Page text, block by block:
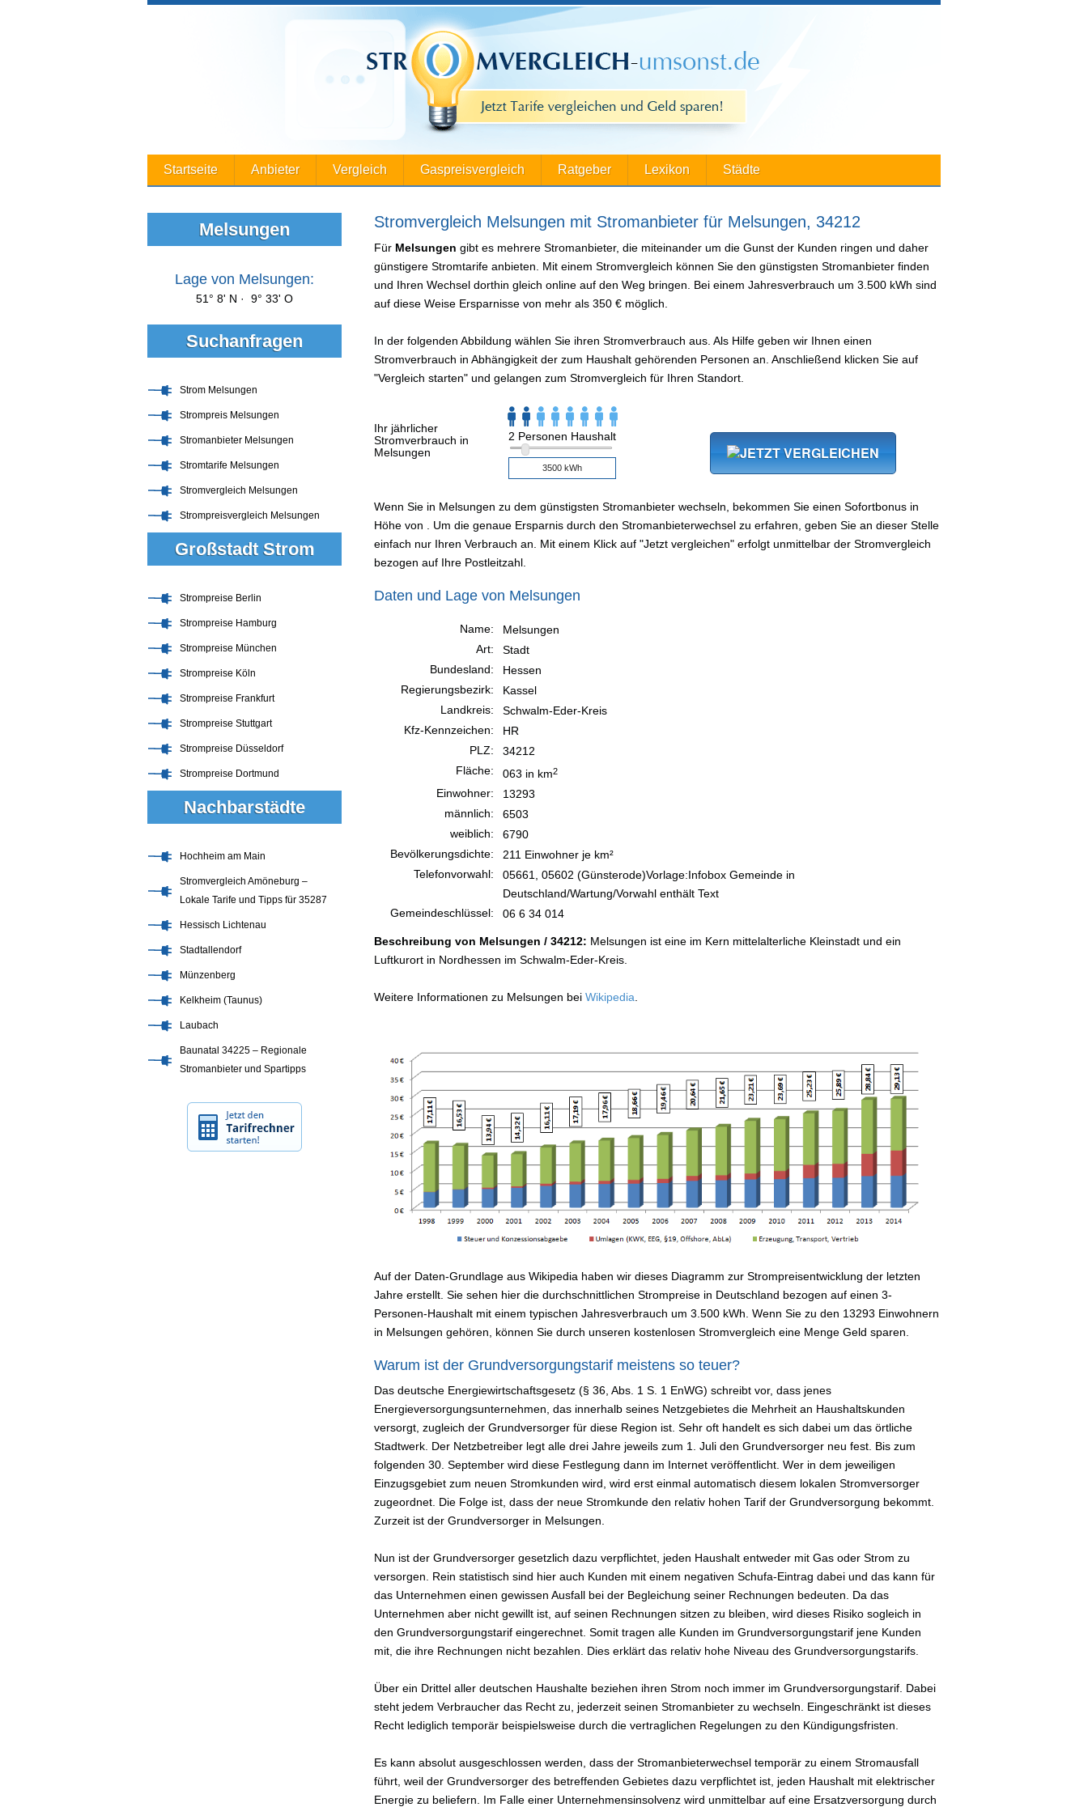
Startseite Anbieter Vergleich Gaspreisvergleich Ratgeber Lexikon Städte
Stromvergleich Melsungen mit Stromanbieter für Melsungen, 34212
Für Melsungen gibt es mehrere Stromanbieter, die miteinander um die Gunst der Kunden ringen und daher
günstigere Stromtarife anbieten. Mit einem Stromvergleich können Sie den günstigsten Stromanbieter finden
und Ihren Wechsel dorthin gleich online auf den Weg bringen. Bei einem Jahresverbrauch um 3.500 kWh sind
auf diese Weise Ersparnisse von mehr als 350 € möglich.
In der folgenden Abbildung wählen Sie ihren Stromverbrauch aus. Als Hilfe geben wir Ihnen einen
Stromverbrauch in Abhängigkeit der zum Haushalt gehörenden Personen an. Anschließend klicken Sie auf
"Vergleich starten" und gelangen zum Stromvergleich für Ihren Standort.
Ihr jährlicher
Stromverbrauch in
Melsungen
2 Personen Haushalt
Wenn Sie in Melsungen zu dem günstigsten Stromanbieter wechseln, bekommen Sie einen Sofortbonus in
Höhe von . Um die genaue Ersparnis durch den Stromanbieterwechsel zu erfahren, geben Sie an dieser Stelle
einfach nur Ihren Verbrauch an. Mit einem Klick auf "Jetzt vergleichen" erfolgt unmittelbar der Stromvergleich
bezogen auf Ihre Postleitzahl.
Daten und Lage von Melsungen
Name:
Melsungen
Art:
Stadt
Bundesland:
Hessen
Regierungsbezirk:
Kassel
Landkreis:
Schwalm-Eder-Kreis
Kfz-Kennzeichen:
HR
PLZ:
34212
Fläche:
063 in km2
Einwohner:
13293
männlich:
6503
weiblich:
6790
Bevölkerungsdichte:
211 Einwohner je km²
Telefonvorwahl:
05661, 05602 (Günsterode)Vorlage:Infobox Gemeinde in
Deutschland/Wartung/Vorwahl enthält Text
Gemeindeschlüssel:
06 6 34 014
Beschreibung von Melsungen / 34212: Melsungen ist eine im Kern mittelalterliche Kleinstadt und ein
Luftkurort in Nordhessen im Schwalm-Eder-Kreis.
Weitere Informationen zu Melsungen bei Wikipedia
Auf der Daten-Grundlage aus Wikipedia haben wir dieses Diagramm zur Strompreisentwicklung der letzten
Jahre erstellt. Sie sehen hier die durchschnittlichen Strompreise in Deutschland bezogen auf einen 3-
Personen-Haushalt mit einem typischen Jahresverbrauch um 3.500 kWh. Wenn Sie zu den 13293 Einwohnern
in Melsungen gehören, können Sie durch unseren kostenlosen Stromvergleich eine Menge Geld sparen.
Warum ist der Grundversorgungstarif meistens so teuer?
Das deutsche Energiewirtschaftsgesetz (§ 36, Abs. 1 S. 1 EnWG) schreibt vor, dass jenes
Energieversorgungsunternehmen, das innerhalb seines Netzgebietes die Mehrheit an Haushaltskunden
versorgt, zugleich der Grundversorger für diese Region ist. Sehr oft handelt es sich dabei um das örtliche
Stadtwerk. Der Netzbetreiber legt alle drei Jahre jeweils zum 1. Juli den Grundversorger neu fest. Bis zum
folgenden 30. September wird diese Festlegung dann im Internet veröffentlicht. Wer in dem jeweiligen
Einzugsgebiet zum neuen Stromkunden wird, wird erst einmal automatisch diesem lokalen Stromversorger
zugeordnet. Die Folge ist, dass der neue Stromkunde den relativ hohen Tarif der Grundversorgung bekommt.
Zurzeit ist der Grundversorger in Melsungen.
Nun ist der Grundversorger gesetzlich dazu verpflichtet, jeden Haushalt entweder mit Gas oder Strom zu
versorgen. Rein statistisch sind hier auch Kunden mit einem negativen Schufa-Eintrag dabei und das kann für
das Unternehmen einen gewissen Ausfall bei der Begleichung seiner Rechnungen bedeuten. Da das
Unternehmen aber nicht gewillt ist, auf seinen Rechnungen sitzen zu bleiben, wird dieses Risiko sogleich in
den Grundversorgungstarif eingerechnet. Somit tragen alle Kunden im Grundversorgungstarif jene Kunden
mit, die ihre Rechnungen nicht bezahlen. Dies erklärt das relativ hohe Niveau des Grundversorgungstarifs.
Über ein Drittel aller deutschen Haushalte beziehen ihren Strom noch immer im Grundversorgungstarif. Dabei
steht jedem Verbraucher das Recht zu, jederzeit seinen Stromanbieter zu wechseln. Eingeschränkt ist dieses
Recht lediglich temporär beispielsweise durch die vertraglichen Regelungen zu den Kündigungsfristen.
Es kann absolut ausgeschlossen werden, dass der Stromanbieterwechsel temporär zu einem Stromausfall
führt, weil der Grundversorger des betreffenden Gebietes dazu verpflichtet ist, jeden Haushalt mit elektrischer
Energie zu beliefern. Im Falle einer Unternehmensinsolvenz wird unmittelbar auf eine Ersatzversorgung durch
Melsungen
Lage von Melsungen:
51° 8' N · 9° 33' O
Suchanfragen
Strom Melsungen
Strompreis Melsungen
Stromanbieter Melsungen
Stromtarife Melsungen
Stromvergleich Melsungen
Strompreisvergleich Melsungen
Großstadt Strom
Strompreise Berlin
Strompreise Hamburg
Strompreise München
Strompreise Köln
Strompreise Frankfurt
Strompreise Stuttgart
Strompreise Düsseldorf
Strompreise Dortmund
Nachbarstädte
Hochheim am Main
Stromvergleich Amöneburg –
Lokale Tarife und Tipps für 35287
Hessisch Lichtenau
Stadtallendorf
Münzenberg
Kelkheim (Taunus)
Laubach
Baunatal 34225 – Regionale
Stromanbieter und Spartipps